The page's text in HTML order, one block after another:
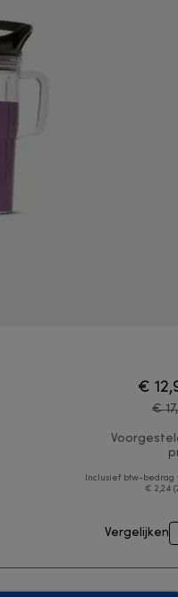
€
€
Inclusief btw-bedrag
€ 2,24
Vergelijken